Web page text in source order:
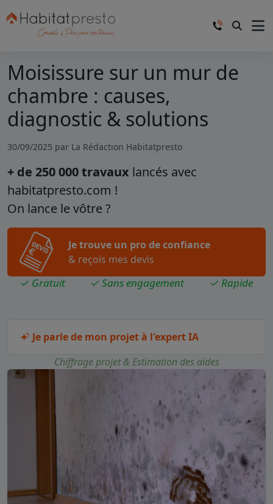
Moisissure sur un mur de
chambre : causes,
diagnostic & solutions
30/09/2025 par La Rédaction Habitatpresto
+ de 250 000 travaux lancés avec
habitatpresto.com !
On lance le vôtre ?
Je trouve un pro de confiance
& reçois mes devis
✓ Gratuit ✓ Sans engagement ✓ Rapide
Je parle de mon projet à l'expert IA
Chiffrage projet & Estimation des aides